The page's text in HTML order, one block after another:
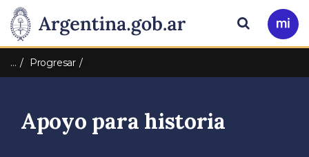
Presidencia
de
Nación
Pasar al contenido principal
Ir
a
Buscar
… Progresar
Apoyo para historia